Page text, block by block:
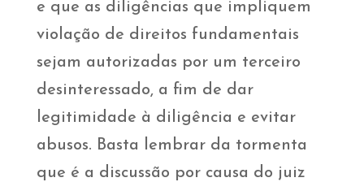
e que as diligências que impliquem
violação de direitos fundamentais
sejam autorizadas por um terceiro
desinteressado, a fim de dar
legitimidade à diligência e evitar
abusos. Basta lembrar da tormenta
que é a discussão por causa do juiz